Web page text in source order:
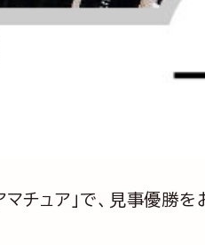
ュア」で、見事優勝を